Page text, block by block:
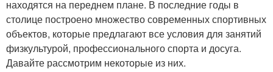
находятся на переднем плане. В последние годы в
столице построено множество современных спортивных
объектов, которые предлагают все условия для занятий
физкультурой, профессионального спорта и досуга.
Давайте рассмотрим некоторые из них.